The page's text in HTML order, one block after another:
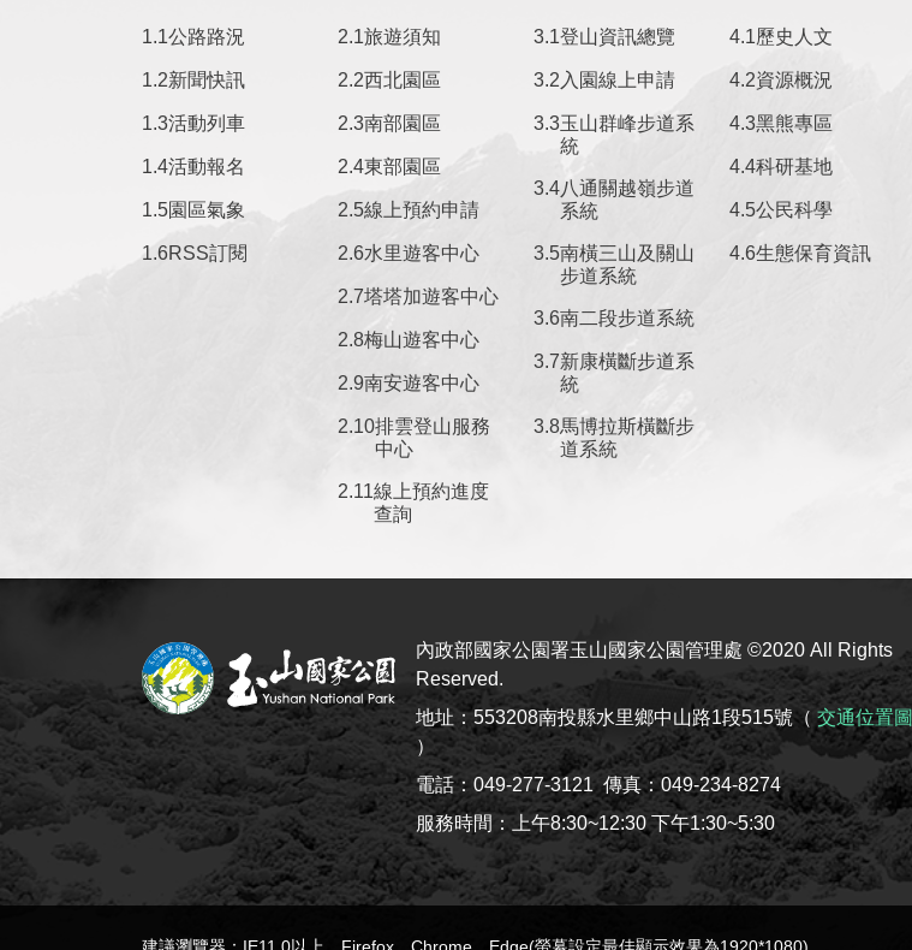
公路路況
新聞快訊
活動列車
活動報名
園區氣象
RSS訂閱
旅遊須知
西北園區
南部園區
東部園區
線上預約申請
水里遊客中心
塔塔加遊客中心
梅山遊客中心
南安遊客中心
排雲登山服務
中心
線上預約進度
查詢
登山資訊總覽
入園線上申請
玉山群峰步道系
統
八通關越嶺步道
系統
南橫三山及關山
步道系統
南二段步道系統
新康橫斷步道系
統
馬博拉斯橫斷步
道系統
歷史人文
資源概況
黑熊專區
科研基地
公民科學
生態保育資訊
內政部國家公園署玉山國家公園管理處 ©2020 All Rights
Reserved.
地址：553208南投縣水里鄉中山路1段515號（ 交通位置圖
）
電話：049-277-3121 傳真：049-234-8274
服務時間：上午8:30~12:30 下午1:30~5:30